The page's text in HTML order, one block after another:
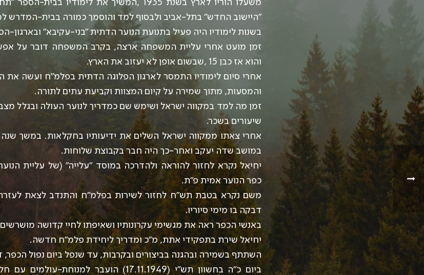
משעלו הוריו לארץ בשנת 1935 ,המשיך את לימודיו
"היישוב החדש" בתל-אביב ולבסוף למד והוסמך כמורה בבית-המדרש
בשנות לימודיו היה פעיל בתנועת הנוער הדתית "בני-עקיבא" ובארגון-
זמן מועט אחרי עליית המשפחה ארצה, בקרב המשפחה דובר על
והוא אז כבן 15 ,שבשום אופן לא יעזוב את הארץ.
אחרי סיום לימודיו התמסר לארגון הפלוגה הדתית בפלמ"ח ועשה את
והמסעות, מתוך שמירה על קיום המצוות וקביעת עתים לתורה.
זמן מה למד במקווה ישראל ושימש שם כמדריך לנוער העולה ובגלל
שיעורים בשכר.
אחרי צאתו ממקווה ישראל השלים את ידיעותיו בחקלאות. במשך
במושב שדה יעקב ואחר-כך היה חבר בקבוצת שלוחות.
יחיאל נקרא לחזור להוראה ולהדרכה במוסד "עלייה" (של עליית
כפר הנוער אמית פ"ת.
משם נקרא בטבת תש"ח לחזור לשירות בפלמ"ח והתנדב לצאת
דבקה בו מימי סיוריו.
באנשי הכפר ראה את מגשימי עקרונותיו ושאיפתו לחיי קדושה
יחיאל שירת בתפקידי אתת, מ"כ ומדריך ליחידת פלמ"ח חדשה.
השתתף בשמירה ובהגנה בביצורים ובקרבות, עד שנפל ביום נפול הכפר, ד'
ביום כ"ה בחשוון תש"י (17.11.1949) הועבר